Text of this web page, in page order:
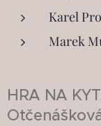
Karel
Marek
HRA NA